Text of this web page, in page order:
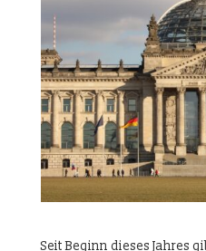
Seit Beginn dieses Jahres